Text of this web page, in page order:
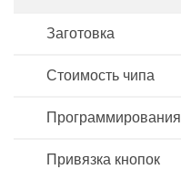
Заготовка
Стоимость чипа
Программирования
Привязка кнопок